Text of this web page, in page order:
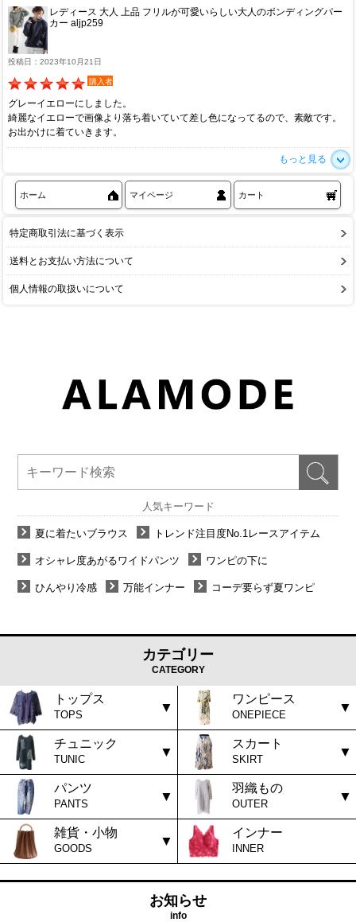
レディース 大人 上品 フリルが可愛いらしい大人のボンディングパー
カー aljp259
投稿日：2023年10月21日
購入者
グレーイエローにしました。
綺麗なイエローで画像より落ち着いていて差し色になってるので、素敵です。
お出かけに着ていきます。
もっと見る
ホーム マイページ カート
特定商取引法に基づく表示
送料とお支払い方法について
個人情報の取扱いについて
人気キーワード
夏に着たいブラウス トレンド注目度No.1レースアイテム
オシャレ度あがるワイドパンツ ワンピの下に
ひんやり冷感 万能インナー コーデ要らず夏ワンピ
カテゴリー
CATEGORY
トップス
TOPS
ワンピース
ONEPIECE
チュニック
TUNIC
スカート
SKIRT
パンツ
PANTS
羽織もの
OUTER
雑貨・小物
GOODS
インナー
INNER
お知らせ
info